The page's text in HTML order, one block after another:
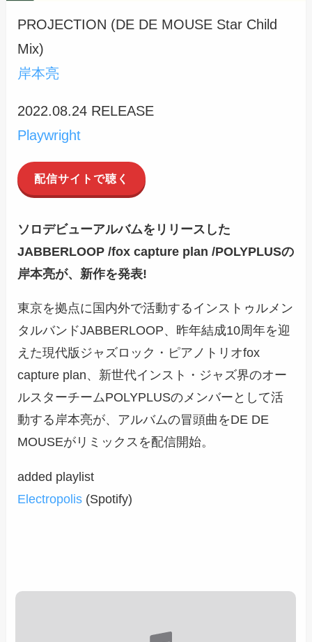
PROJECTION (DE DE MOUSE Star Child
Mix)
岸本亮
2022.08.24 RELEASE
Playwright
配信サイトで聴く
ソロデビューアルバムをリリースした
JABBERLOOP /fox capture plan /POLYPLUSの
岸本亮が、新作を発表!
東京を拠点に国内外で活動するインストゥルメン
タルバンドJABBERLOOP、昨年結成10周年を迎
えた現代版ジャズロック・ピアノトリオfox
capture plan、新世代インスト・ジャズ界のオー
ルスターチームPOLYPLUSのメンバーとして活
動する岸本亮が、アルバムの冒頭曲をDE DE
MOUSEがリミックスを配信開始。
added playlist
Electropolis (Spotify)